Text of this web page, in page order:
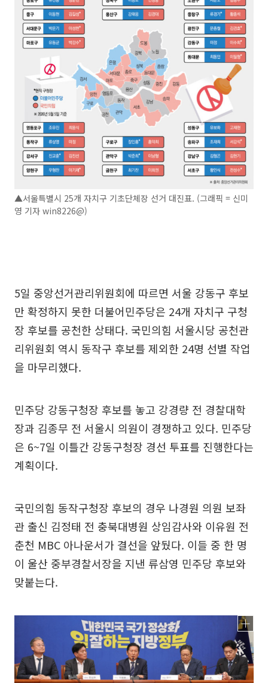
▲서울특별시 25개 자치구 기초단체장 선거 대진표. (그래픽 = 신미
영 기자 win8226@)
5일 중앙선거관리위원회에 따르면 서울 강동구 후보
만 확정하지 못한 더불어민주당은 24개 자치구 구청
장 후보를 공천한 상태다. 국민의힘 서울시당 공천관
리위원회 역시 동작구 후보를 제외한 24명 선별 작업
을 마무리했다.
민주당 강동구청장 후보를 놓고 강경량 전 경찰대학
장과 김종무 전 서울시 의원이 경쟁하고 있다. 민주당
은 6~7일 이틀간 강동구청장 경선 투표를 진행한다는
계획이다.
국민의힘 동작구청장 후보의 경우 나경원 의원 보좌
관 출신 김정태 전 충북대병원 상임감사와 이유원 전
춘천 MBC 아나운서가 결선을 앞뒀다. 이들 중 한 명
이 울산 중부경찰서장을 지낸 류삼영 민주당 후보와
맞붙는다.